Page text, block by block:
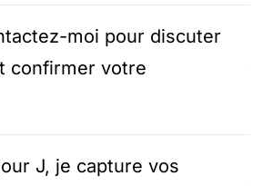
moi pour discuter
confirmer votre
J, je capture vos